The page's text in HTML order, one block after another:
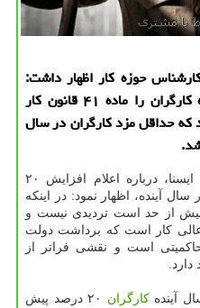
حوزه كار اظهار داشت:
تكلیف تعیین دستمزد سال آینده كارگران را ماده ۴۱ قانون كار
حداقل مزد كارگران در سال
حمید حاج اسماعیلی در گفتگو با ایسنا، درباره اعلام افزایش ۲۰
سال آینده، اظهار نمود: در اینكه
بیش از حد است تردیدی نیست و
كار است كه برداشت دولت
است و نقشی فراتر از
دارد.
آیندهكارگران
۲۰ درصد پیش